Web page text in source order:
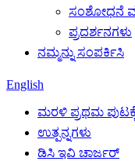
ಸಂಶೋಧನೆ
ಪ್ರದರ್ಶನಗಳು
ನಮ್ಮನ್ನು ಸಂಪರ್ಕಿಸಿ
English
ಮರಳಿ ಪ್ರಥಮ
ಉತ್ಪನ್ನಗಳು
ಡಿಸಿ ಇವಿ ಚಾರ್ಜರ್